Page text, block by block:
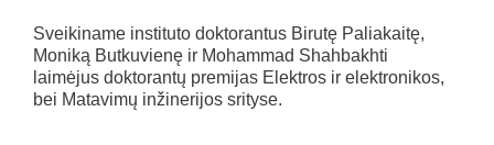
Sveikiname instituto doktorantus Birutę Paliakaitę,
Moniką Butkuvienę ir Mohammad Shahbakhti
laimėjus doktorantų premijas Elektros ir elektronikos,
bei Matavimų inžinerijos srityse.